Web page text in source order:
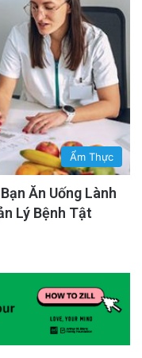
Ẩm Thực
Ăn Uống Lành
Lý Bệnh Tật